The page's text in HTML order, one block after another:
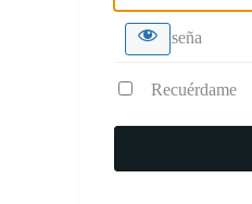
Contraseña
Recuérdame